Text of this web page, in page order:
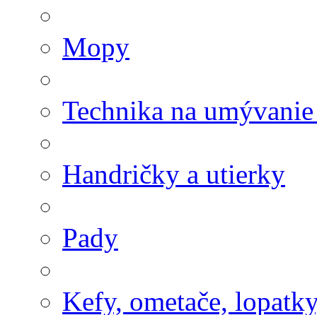
Mopy
Technika na
Handričky a utierky
Pady
Kefy, ometače,